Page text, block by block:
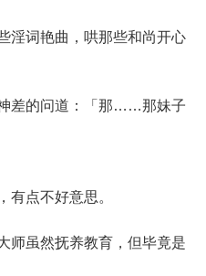
词艳曲，哄那些和尚开心
差的问道：「那……那妹子
点不好意思。
虽然抚养教育，但毕竟是